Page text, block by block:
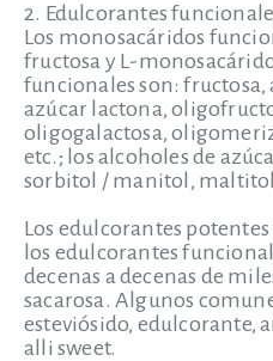
2. Edulcorantes
Los monosacáridos
fructosa y L-
funcionales son: fructosa,
azúcar lactona,
oligogalactosa,
etc.; los alcoholes de
sorbitol / manitol,
Los edulcorantes
los edulcorantes
decenas a decenas de
sacarosa. Algunos
esteviósido, edulcorante,
alli sweet.